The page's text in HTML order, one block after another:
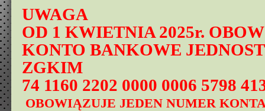
UWAGA
OD 1 KWIETNIA 2025r.
KONTO BANKOWE
ZGKIM
74 1160 2202 0000 0006 5798
OBOWIĄZUJE JEDEN NUMER